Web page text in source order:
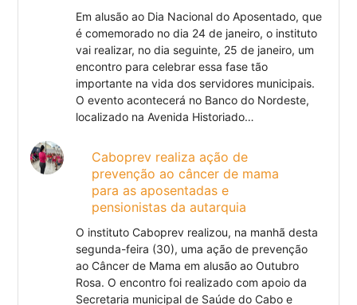
Em alusão ao Dia Nacional do Aposentado, que
é comemorado no dia 24 de janeiro, o instituto
vai realizar, no dia seguinte, 25 de janeiro, um
encontro para celebrar essa fase tão
importante na vida dos servidores municipais.
O evento acontecerá no Banco do Nordeste,
localizado na Avenida Historiado…
Caboprev realiza ação de
prevenção ao câncer de mama
para as aposentadas e
pensionistas da autarquia
O instituto Caboprev realizou, na manhã desta
segunda-feira (30), uma ação de prevenção
ao Câncer de Mama em alusão ao Outubro
Rosa. O encontro foi realizado com apoio da
Secretaria municipal de Saúde do Cabo e